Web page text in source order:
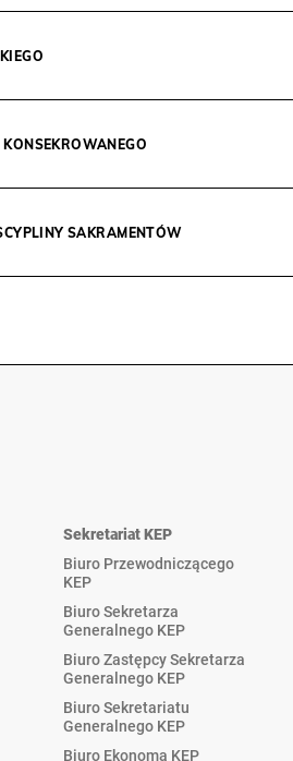
SAKRAMENTÓW
Sekretariat KEP
Biuro Przewodniczącego
KEP
Biuro Sekretarza
Generalnego KEP
Biuro Zastępcy Sekretarza
Generalnego KEP
Biuro Sekretariatu
Generalnego KEP
Biuro Ekonoma KEP